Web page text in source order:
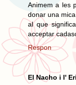
Animem a les
donar una
al que
acceptar
Respon
El Nacho i l'